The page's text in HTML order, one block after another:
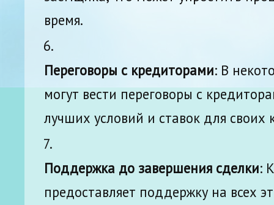
время.
Переговоры с кредиторами: В
могут вести переговоры с
лучших условий и ставок для своих
Поддержка до завершения сделки:
предоставляет поддержку на всех